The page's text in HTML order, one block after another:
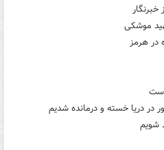
خبرنگار
موشکی
در هرمز
شویم